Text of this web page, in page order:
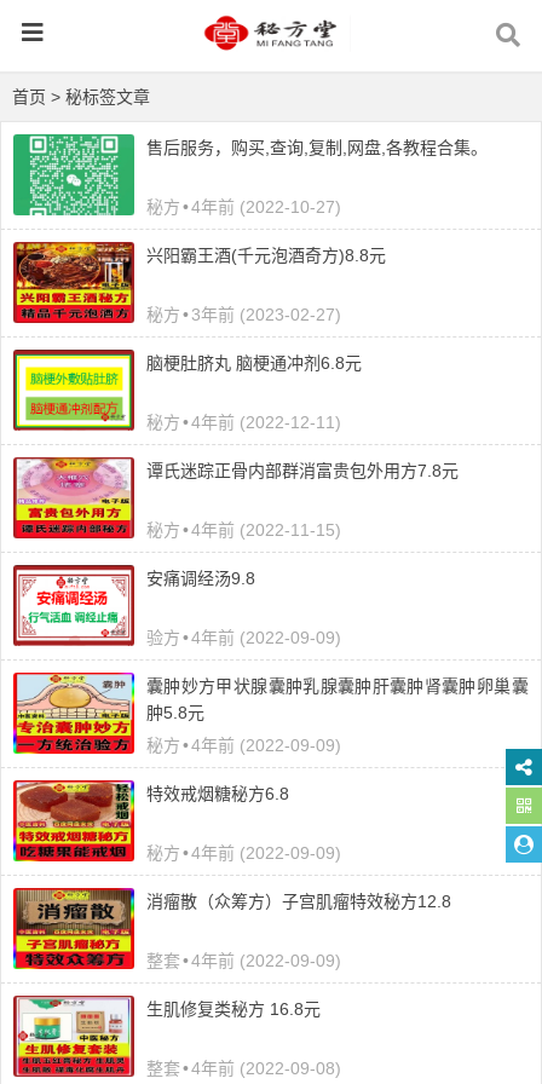
首页 > 秘标签文章
售后服务，购买,查询,复制,网盘,各教程合集。
秘方•4年前 (2022-10-27)
​兴阳霸王酒(千元泡酒奇方)8.8元
秘方•3年前 (2023-02-27)
脑梗肚脐丸 脑梗通冲剂6.8元
秘方•4年前 (2022-12-11)
谭氏迷踪正骨内部群消富贵包外用方7.8元
秘方•4年前 (2022-11-15)
安痛调经汤9.8
验方•4年前 (2022-09-09)
囊肿妙方甲状腺囊肿乳腺囊肿肝囊肿肾囊肿卵巢囊
肿5.8元
秘方•4年前 (2022-09-09)
特效戒烟糖秘方6.8
秘方•4年前 (2022-09-09)
消瘤散（众筹方）子宫肌瘤特效秘方12.8
整套•4年前 (2022-09-09)
生肌修复类秘方 16.8元
整套•4年前 (2022-09-08)